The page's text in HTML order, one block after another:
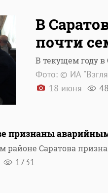
В
почти
В текущем году в
Фото: © ИА
18 июня
признаны
районе Саратова
1731